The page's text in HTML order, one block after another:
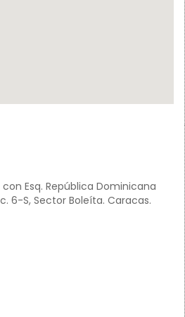
Esq. República Dominicana
6-S, Sector Boleíta. Caracas.